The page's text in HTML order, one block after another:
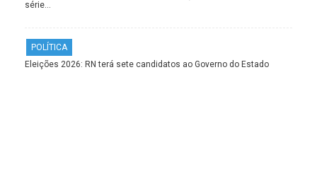
série…
POLÍTICA
Eleições 2026: RN terá sete candidatos ao Governo do Estado